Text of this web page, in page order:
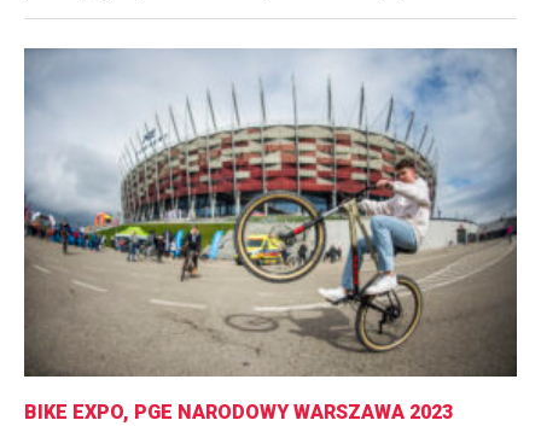
BIKE EXPO, PGE NARODOWY WARSZAWA 2023